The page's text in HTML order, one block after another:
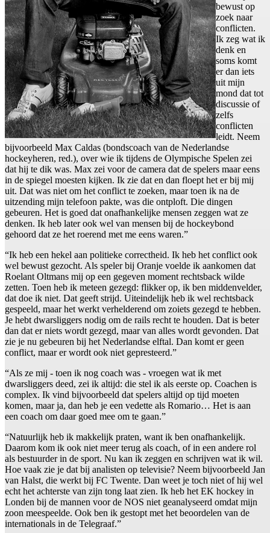
bewust op
zoek naar
conflicten.
Ik zeg wat ik
denk en
soms komt
er dan iets
uit mijn
mond dat tot
discussie of
zelfs
conflicten
leidt. Neem
bijvoorbeeld Max Caldas (bondscoach van de Nederlandse
hockeyheren, red.), over wie ik tijdens de Olympische Spelen zei
dat hij te dik was. Max zei voor de camera dat de spelers maar eens
in de spiegel moesten kijken. Ik zie dat en dan floept het er bij mij
uit. Dat was niet om het conflict te zoeken, maar toen ik na de
uitzending mijn telefoon pakte, was die ontploft. Die dingen
gebeuren. Het is goed dat onafhankelijke mensen zeggen wat ze
denken. Ik heb later ook wel van mensen bij de hockeybond
gehoord dat ze het roerend met me eens waren.”
“Ik heb een hekel aan politieke correctheid. Ik heb het conflict ook
wel bewust gezocht. Als speler bij Oranje voelde ik aankomen dat
Roelant Oltmans mij op een gegeven moment rechtsback wilde
zetten. Toen heb ik meteen gezegd: flikker op, ik ben middenvelder,
dat doe ik niet. Dat geeft strijd. Uiteindelijk heb ik wel rechtsback
gespeeld, maar het werkt verhelderend om zoiets gezegd te hebben.
Je hebt dwarsliggers nodig om de rails recht te houden. Dat is beter
dan dat er niets wordt gezegd, maar van alles wordt gevonden. Dat
zie je nu gebeuren bij het Nederlandse elftal. Dan komt er geen
conflict, maar er wordt ook niet gepresteerd.”
“Als ze mij - toen ik nog coach was - vroegen wat ik met
dwarsliggers deed, zei ik altijd: die stel ik als eerste op. Coachen is
complex. Ik vind bijvoorbeeld dat spelers altijd op tijd moeten
komen, maar ja, dan heb je een vedette als Romario… Het is aan
een coach om daar goed mee om te gaan.”
“Natuurlijk heb ik makkelijk praten, want ik ben onafhankelijk.
Daarom kom ik ook niet meer terug als coach, of in een andere rol
als bestuurder in de sport. Nu kan ik zeggen en schrijven wat ik wil.
Hoe vaak zie je dat bij analisten op televisie? Neem bijvoorbeeld Jan
van Halst, die werkt bij FC Twente. Dan weet je toch niet of hij wel
echt het achterste van zijn tong laat zien. Ik heb het EK hockey in
Londen bij de mannen voor de NOS niet geanalyseerd omdat mijn
zoon meespeelde. Ook ben ik gestopt met het beoordelen van de
internationals in de Telegraaf.”